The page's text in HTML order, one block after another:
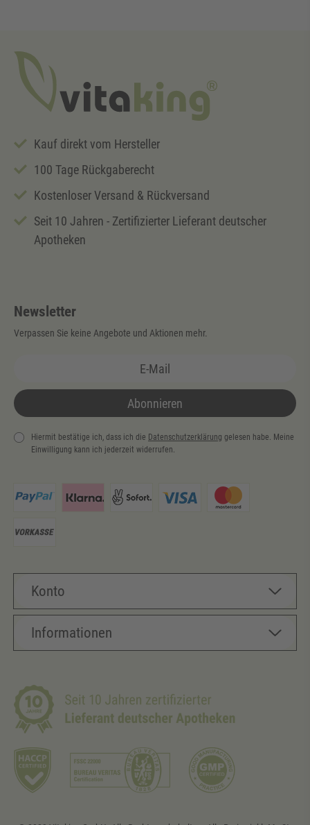
Kauf direkt vom Hersteller
100 Tage Rückgaberecht
Kostenloser Versand & Rückversand
Seit 10 Jahren - Zertifizierter Lieferant deutscher
Apotheken
Newsletter
Verpassen Sie keine Angebote und Aktionen mehr.
Abonnieren
Hiermit bestätige ich, dass ich die Daten­schutz­erklärung gelesen habe. Meine
Einwilligung kann ich jederzeit widerrufen.
Konto
Informationen